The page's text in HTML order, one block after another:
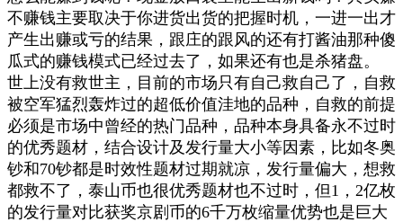
不赚钱主要取决于你进货出货的把握时机，一进一出才
产生出赚或亏的结果，跟庄的跟风的还有打酱油那种傻
瓜式的赚钱模式已经过去了，如果还有也是杀猪盘。
世上没有救世主，目前的市场只有自己救自己了，自救
被空军猛烈轰炸过的超低价值洼地的品种，自救的前提
必须是市场中曾经的热门品种，品种本身具备永不过时
的优秀题材，结合设计及发行量大小等因素，比如冬奥
钞和70钞都是时效性题材过期就凉，发行量偏大，想救
都救不了，泰山币也很优秀题材也不过时，但1，2亿枚
的发行量对比获奖京剧币的6千万枚缩量优势也是巨大